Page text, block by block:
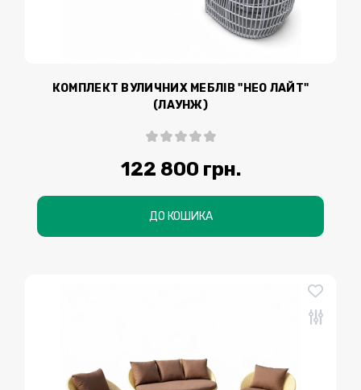
КОМПЛЕКТ ВУЛИЧНИХ МЕБЛІВ "НЕО ЛАЙТ"
(ЛАУНЖ)
122 800 грн.
ДО КОШИКА